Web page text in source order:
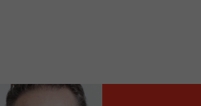
locale vous sont maintenant